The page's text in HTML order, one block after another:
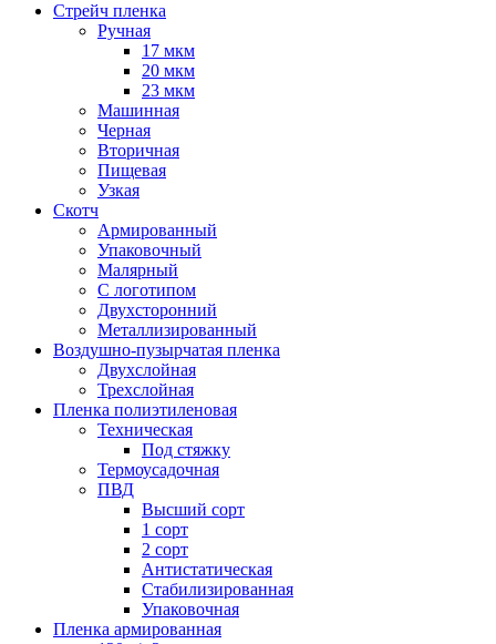
Стрейч пленка
Ручная
17 мкм
20 мкм
23 мкм
Машинная
Черная
Вторичная
Пищевая
Узкая
Скотч
Армированный
Упаковочный
Малярный
С логотипом
Двухсторонний
Металлизированный
Воздушно-пузырчатая пленка
Двухслойная
Трехслойная
Пленка полиэтиленовая
Техническая
Под стяжку
Термоусадочная
ПВД
Высший сорт
1 сорт
2 сорт
Антистатическая
Стабилизированная
Упаковочная
Пленка армированная